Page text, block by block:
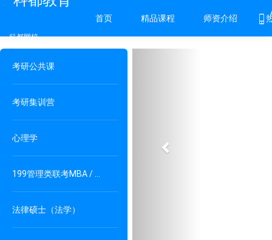
科都网校
首页 精品课程 师资介绍
考研公共课
考研集训营
心理学
法律硕士（法学）